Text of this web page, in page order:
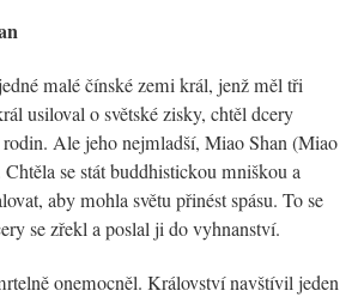
malé čínské zemi král, jenž měl tři
usiloval o světské zisky, chtěl dcery
Ale jeho nejmladší, Miao Shan (Miao
se stát buddhistickou mniškou a
aby mohla světu přinést spásu. To se
se zřekl a poslal ji do vyhnanství.
onemocněl. Království navštívil jeden